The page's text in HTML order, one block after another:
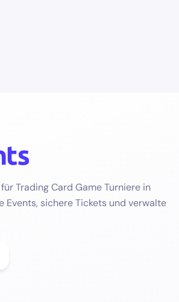
Trading Card Game Turniere in
Events, sichere Tickets und verwalte